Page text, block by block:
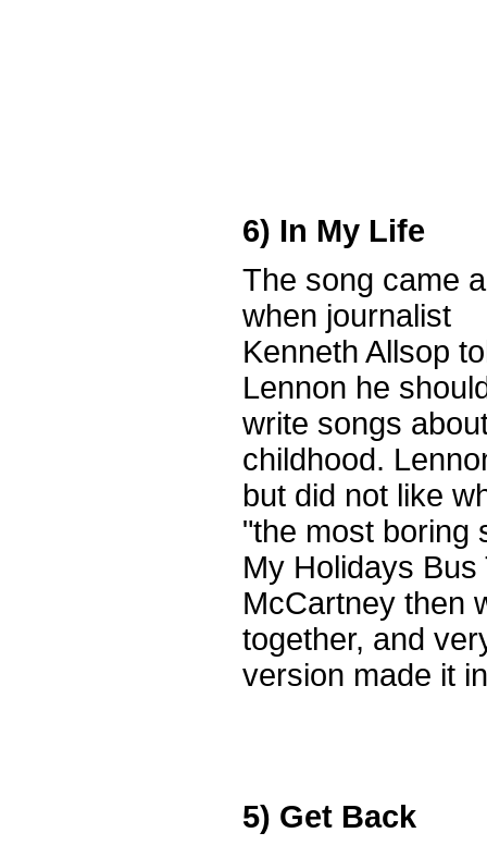
6) In My Life
The song came
when journalist
Kenneth Allsop
Lennon he
write songs
childhood.
but did not like
"the most boring
My Holidays
McCartney then
together, and
version made it
5) Get Back